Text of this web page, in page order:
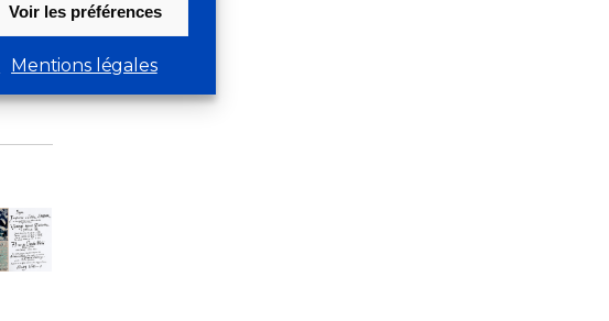
Voir les préférences
Mentions légales